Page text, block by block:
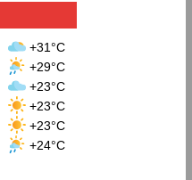
+31°C
+29°C
+23°C
+23°C
+23°C
+24°C